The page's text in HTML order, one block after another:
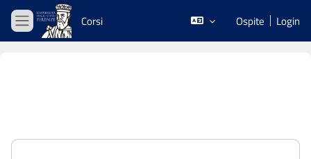
Vai al contenuto principale
Pannello laterale
Corsi Ospite Login